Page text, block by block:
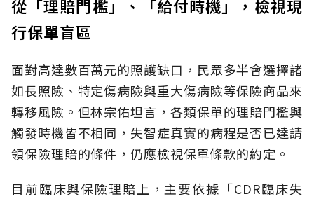
從「理賠門檻」、「給付時機」，檢視現
行保單盲區
面對高達數百萬元的照護缺口，民眾多半會選擇諸
如長照險、特定傷病險與重大傷病險等保險商品來
轉移風險。但林宗佑坦言，各類保單的理賠門檻與
觸發時機皆不相同，失智症真實的病程是否已達請
領保險理賠的條件，仍應檢視保單條款的約定。
目前臨床與保險理賠上，主要依據「CDR臨床失